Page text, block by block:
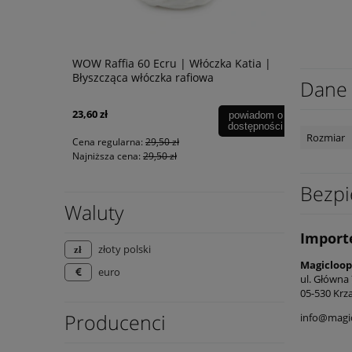
WOW Raffia 60 Ecru | Włóczka Katia |
Błyszcząca włóczka rafiowa
23,60 zł
Cena regularna: 29,50 zł
Najniższa cena: 29,50 zł
powiadom o
dostępności
Cena
Waluty
złoty polski
euro
Producenci
Rozmiar
ul. Główna
05-530